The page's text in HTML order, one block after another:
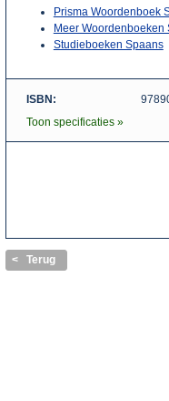
Prisma Woordenboek
Meer Woordenboeken
Studieboeken Spaans
ISBN:
Toon specificaties »
< Terug